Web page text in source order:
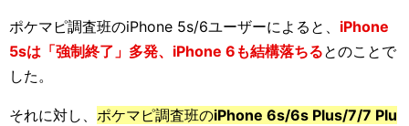
ポケマピ調査班のiPhone 5s/6ユーザーによると、 iPhone
5sは「強制終了」多発、iPhone 6も結構落ちるとのことで
した。
それに対し、 ポケマピ調査班のiPhone 6s/6s Plus/7/7 Plu